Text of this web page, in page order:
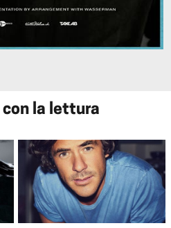
la lettura